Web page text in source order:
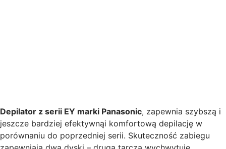
Depilator z serii EY marki Panasonic, zapewnia szybszą i
jeszcze bardziej efektywnąi komfortową depilację w
porównaniu do poprzedniej serii. Skuteczność zabiegu